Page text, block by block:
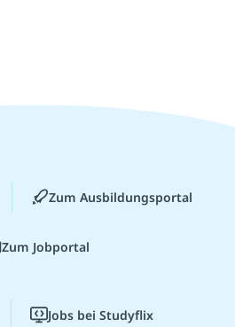
Zum Ausbildungsportal
Zum Jobportal
Jobs bei Studyflix